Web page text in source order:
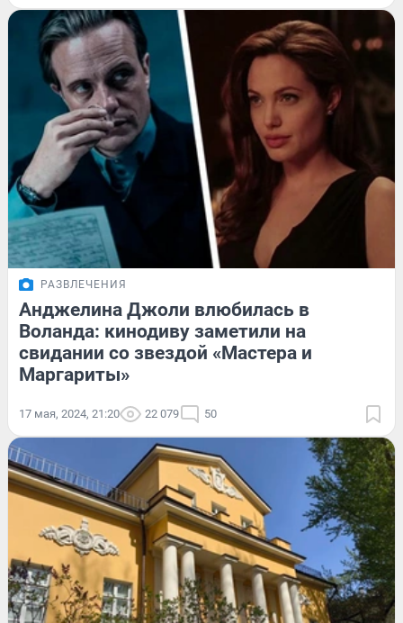
РАЗВЛЕЧЕНИЯ
Анджелина Джоли влюбилась в
Воланда: кинодиву заметили на
свидании со звездой «Мастера и
Маргариты»
17 мая, 2024, 21:20 22 079 50